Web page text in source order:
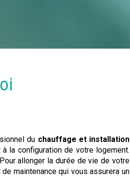
du chauffage et installation
la configuration de votre logement.
allonger la durée de vie de votre
maintenance qui vous assurera un